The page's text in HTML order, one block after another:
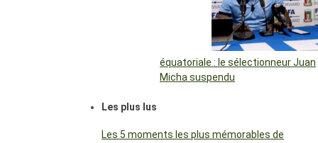
équatoriale : le sélectionneur Juan
Micha suspendu
Les plus lus
Les 5 moments les plus mémorables de